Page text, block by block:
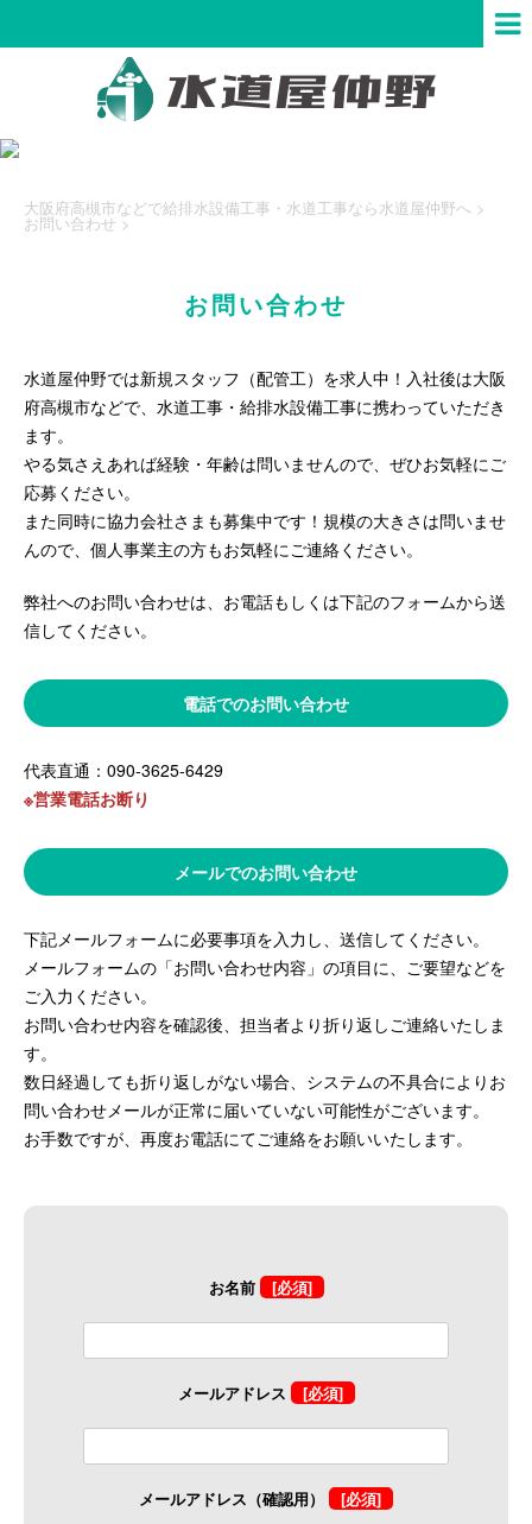
大阪府高槻市などで給排水設備工事・水道工事なら水道屋仲野へ >
お問い合わせ >
お問い合わせ
水道屋仲野では新規スタッフ（配管工）を求人中！入社後は大阪
府高槻市などで、水道工事・給排水設備工事に携わっていただき
ます。
やる気さえあれば経験・年齢は問いませんので、ぜひお気軽にご
応募ください。
また同時に協力会社さまも募集中です！規模の大きさは問いませ
んので、個人事業主の方もお気軽にご連絡ください。
弊社へのお問い合わせは、お電話もしくは下記のフォームから送
信してください。
電話でのお問い合わせ
代表直通：090-3625-6429
※営業電話お断り
メールでのお問い合わせ
下記メールフォームに必要事項を入力し、送信してください。
メールフォームの「お問い合わせ内容」の項目に、ご要望などを
ご入力ください。
お問い合わせ内容を確認後、担当者より折り返しご連絡いたしま
す。
数日経過しても折り返しがない場合、システムの不具合によりお
問い合わせメールが正常に届いていない可能性がございます。
お手数ですが、再度お電話にてご連絡をお願いいたします。
お名前 [必須]
メールアドレス [必須]
メールアドレス（確認用） [必須]